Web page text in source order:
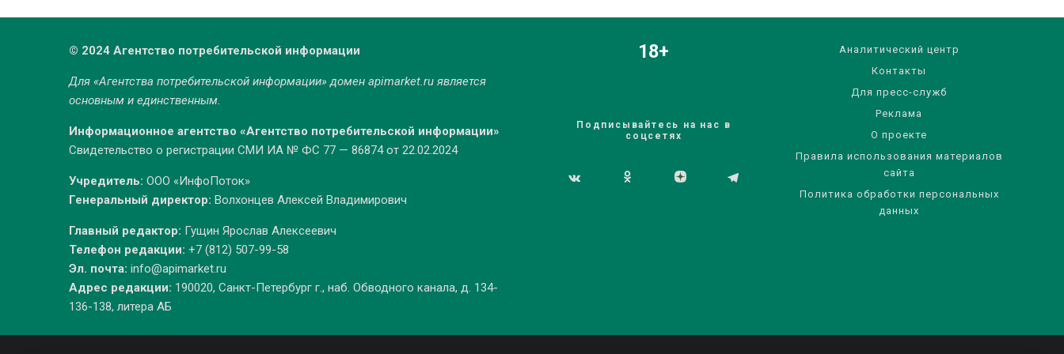
© 2024 Агентство потребительской информации
Для «Агентства потребительской информации» домен apimarket.ruявляется
основным и единственным.
Информационное агентство «Агентство потребительской информации»
Свидетельство о регистрации СМИ ИА № ФС 77 — 86874 от 22.02.2024
Учредитель: ООО «ИнфоПоток»
Генеральный директор: Волхонцев Алексей Владимирович
Главный редактор: Гущин Ярослав Алексеевич
Телефон редакции: +7 (812) 507-99-58
Эл. почта: info@apimarket.ru
Адрес редакции: 190020, Санкт-Петербург г., наб. Обводного канала, д. 134-
136-138, литера АБ
18+
Подписывайтесь на нас в
соцсетях
Аналитический центр
Контакты
Для пресс-служб
Реклама
О проекте
Правила использования материалов
сайта
Политика обработки персональных
данных